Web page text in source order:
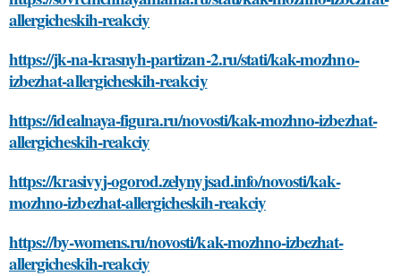
allergicheskih-reakciy
https://jk-na-krasnyh-partizan-2.ru/stati/kak-mozhno-
izbezhat-allergicheskih-reakciy
https://idealnaya-figura.ru/novosti/kak-mozhno-izbezhat-
allergicheskih-reakciy
https://krasivyj-ogorod.zelynyjsad.info/novosti/kak-
mozhno-izbezhat-allergicheskih-reakciy
https://by-womens.ru/novosti/kak-mozhno-izbezhat-
allergicheskih-reakciy